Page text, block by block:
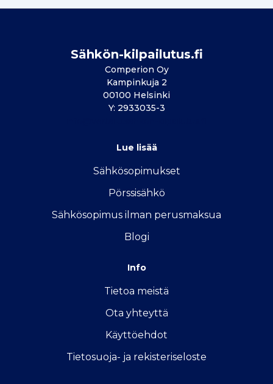
Sähkön-kilpailutus.fi
Comperion Oy
Kampinkuja 2
00100 Helsinki
Y: 2933035-3
Lue lisää
Sähkösopimukset
Pörssisähkö
Sähkösopimus ilman perusmaksua
Blogi
Info
Tietoa meistä
Ota yhteyttä
Käyttöehdot
Tietosuoja- ja rekisteriseloste